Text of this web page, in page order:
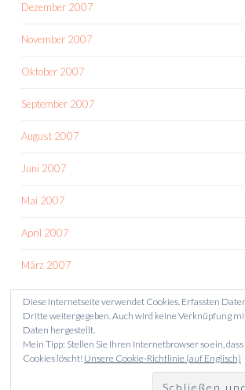
Dezember 2007
November 2007
Oktober 2007
September 2007
August 2007
Juni 2007
Mai 2007
April 2007
März 2007
STOLZ PRÄSENTIERT VON
Diese Internetseite verwendet Cookies. Erfassten
Dritte weitergegeben. Auch wird keine Verknüpfung
Daten hergestellt.
Mein Tipp: Stellen Sie Ihren Internetbrowser so ein,
Cookies löscht! Unsere Cookie-Richtlinie (auf Englisch)